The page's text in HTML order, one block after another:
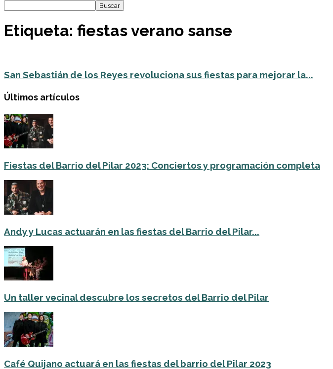
Etiqueta: fiestas verano sanse
San Sebastián de los Reyes revoluciona sus fiestas para mejorar la...
Últimos artículos
Fiestas del Barrio del Pilar 2023: Conciertos y programación completa
Andy y Lucas actuarán en las fiestas del Barrio del Pilar...
Un taller vecinal descubre los secretos del Barrio del Pilar
Café Quijano actuará en las fiestas del barrio del Pilar 2023